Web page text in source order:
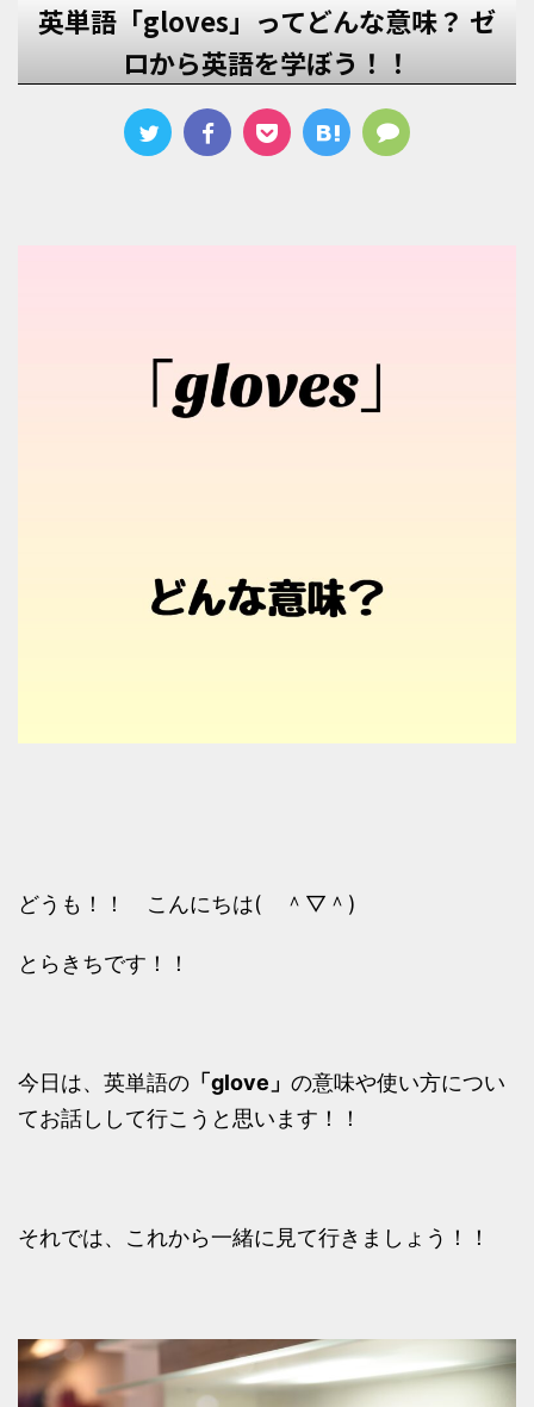
英単語「gloves」ってどんな意味？ ゼ
ロから英語を学ぼう！！
どうも！！ こんにちは( ＾▽＾)
とらきちです！！
今日は、英単語の 「glove」 の意味や使い方につい
てお話しして行こうと思います！！
それでは、これから一緒に見て行きましょう！！